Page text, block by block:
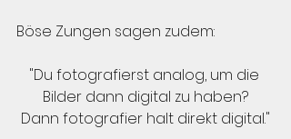
Böse Zungen sagen zudem:
"Du fotografierst analog, um die
Bilder dann digital zu haben?
Dann fotografier halt direkt digital."